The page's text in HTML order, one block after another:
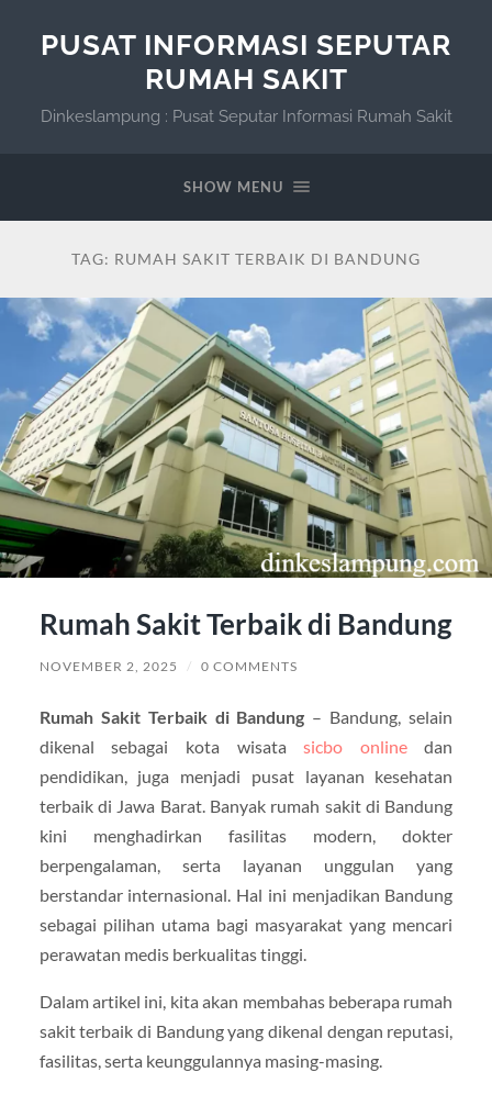
PUSAT INFORMASI SEPUTAR
RUMAH SAKIT
Dinkeslampung : Pusat Seputar Informasi Rumah Sakit
SHOW MENU
TAG: RUMAH SAKIT TERBAIK DI BANDUNG
Rumah Sakit Terbaik di Bandung
NOVEMBER 2, 2025 / 0 COMMENTS
Rumah Sakit Terbaik di Bandung – Bandung, selain
dikenal sebagai kota wisatasicbo onlinedan
pendidikan, juga menjadi pusat layanan kesehatan
terbaik di Jawa Barat. Banyak rumah sakit di Bandung
kini menghadirkan fasilitas modern, dokter
berpengalaman, serta layanan unggulan yang
berstandar internasional. Hal ini menjadikan Bandung
sebagai pilihan utama bagi masyarakat yang mencari
perawatan medis berkualitas tinggi.
Dalam artikel ini, kita akan membahas beberapa rumah
sakit terbaik di Bandung yang dikenal dengan reputasi,
fasilitas, serta keunggulannya masing-masing.